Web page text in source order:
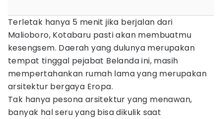
Terletak hanya 5 menit jika berjalan dari
Malioboro, Kotabaru pasti akan membuatmu
kesengsem. Daerah yang dulunya merupakan
tempat tinggal pejabat Belanda ini, masih
mempertahankan rumah lama yang merupakan
arsitektur bergaya Eropa.
Tak hanya pesona arsitektur yang menawan,
banyak hal seru yang bisa dikulik saat